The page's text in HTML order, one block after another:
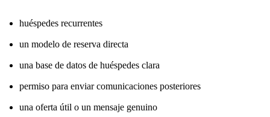
huéspedes recurrentes
un modelo de reserva directa
una base de datos de huéspedes clara
permiso para enviar comunicaciones posteriores
una oferta útil o un mensaje genuino